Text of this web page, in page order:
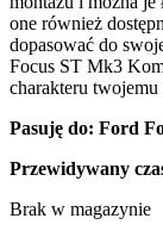
one również
dopasować do
Focus ST Mk3
charakteru
Pasuję do: Ford
Przewidywany
Brak w magazynie